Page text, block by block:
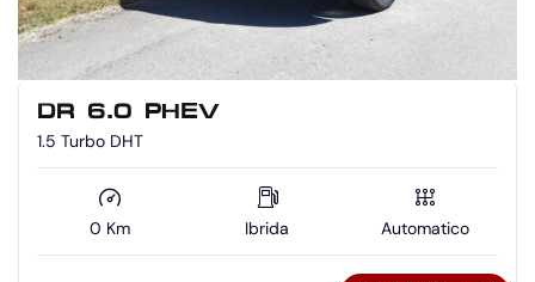
DR 6.0 PHEV
1.5 Turbo DHT
0 Km Ibrida Automatico